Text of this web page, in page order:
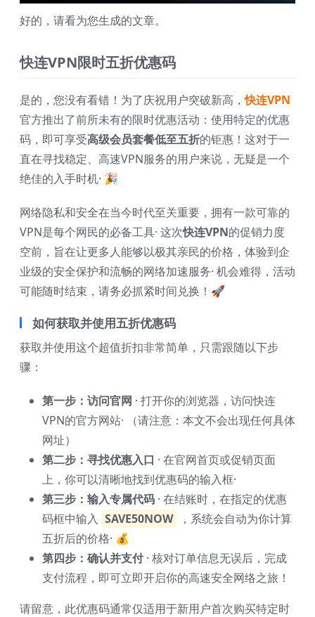
好的，请看为您生成的文章。
快连VPN限时五折优惠码
是的，您没有看错！为了庆祝用户突破新高，快连VPN
官方推出了前所未有的限时优惠活动：使用特定的优惠
码，即可享受高级会员套餐低至五折的钜惠！这对于一
直在寻找稳定、高速VPN服务的用户来说，无疑是一个
绝佳的入手时机· 🎉
网络隐私和安全在当今时代至关重要，拥有一款可靠的
VPN是每个网民的必备工具· 这次快连VPN的促销力度
空前，旨在让更多人能够以极其亲民的价格，体验到企
业级的安全保护和流畅的网络加速服务· 机会难得，活动
可能随时结束，请务必抓紧时间兑换！🚀
如何获取并使用五折优惠码
获取并使用这个超值折扣非常简单，只需跟随以下步
骤：
第一步：访问官网 · 打开你的浏览器，访问快连
VPN的官方网站· （请注意：本文不会出现任何具体
网址）
第二步：寻找优惠入口 · 在官网首页或促销页面
上，你可以清晰地找到优惠码的输入框·
第三步：输入专属代码 · 在结账时，在指定的优惠
码框中输入 SAVE50NOW
，系统会自动为你计算
五折后的价格· 💰
第四步：确认并支付· 核对订单信息无误后，完成
支付流程，即可立即开启你的高速安全网络之旅！
请留意，此优惠码通常仅适用于新用户首次购买特定时